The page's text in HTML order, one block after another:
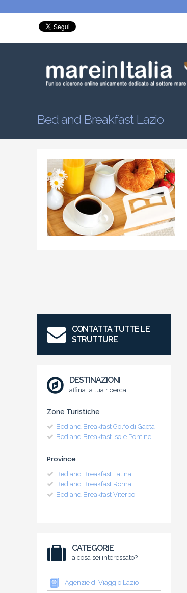
Bed and Breakfast Lazio
CONTATTA TUTTE LE
STRUTTURE
DESTINAZIONI
affina la tua ricerca
Zone Turistiche
Bed and Breakfast Golfo di Gaeta
Bed and Breakfast Isole Pontine
Province
Bed and Breakfast Latina
Bed and Breakfast Roma
Bed and Breakfast Viterbo
CATEGORIE
a cosa sei interessato?
Agenzie di Viaggio Lazio